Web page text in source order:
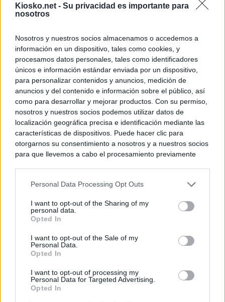
Kiosko.net - Su privacidad es importante para
nosotros
Nosotros y nuestros socios almacenamos o accedemos a
información en un dispositivo, tales como cookies, y
procesamos datos personales, tales como identificadores
únicos e información estándar enviada por un dispositivo,
para personalizar contenidos y anuncios, medición de
anuncios y del contenido e información sobre el público, así
como para desarrollar y mejorar productos. Con su permiso,
nosotros y nuestros socios podemos utilizar datos de
localización geográfica precisa e identificación mediante las
características de dispositivos. Puede hacer clic para
otorgarnos su consentimiento a nosotros y a nuestros socios
para que llevemos a cabo el procesamiento previamente
negar su consentimiento. Tenga en cuenta que algún
de su consentimiento, pero usted tiene el derecho de
rechazar tal procesamiento. Sus preferencias se aplicarán
cualquier momento entrando de nuevo en este sitio web o
visitando nuestra política de privacidad.
Personal Data Processing Opt Outs
I want to opt-out of the Sharing of my
personal data.
Opted In
I want to opt-out of the Sale of my
Personal Data.
Opted In
I want to opt-out of processing my
Personal Data for Targeted Advertising.
Opted In